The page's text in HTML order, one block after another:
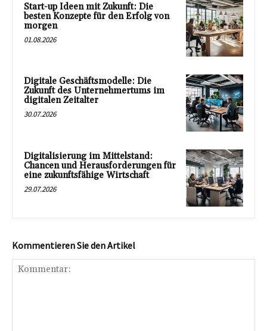
Start-up Ideen mit Zukunft: Die
besten Konzepte für den Erfolg von
morgen
01.08.2026
Digitale Geschäftsmodelle: Die
Zukunft des Unternehmertums im
digitalen Zeitalter
30.07.2026
Digitalisierung im Mittelstand:
Chancen und Herausforderungen für
eine zukunftsfähige Wirtschaft
29.07.2026
Kommentieren Sie den Artikel